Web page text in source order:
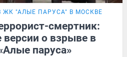
ЖК "АЛЫЕ ПАРУСА" В МОСКВЕ
смертник:
о взрыве в
паруса»